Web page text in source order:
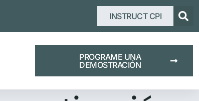
INSTRUCT CPI
PROGRAME UNA
DEMOSTRACIÓN